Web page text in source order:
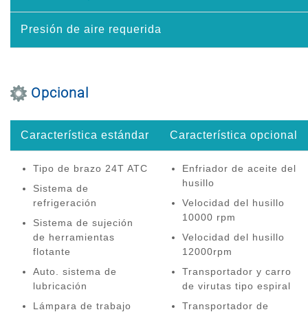
Presión de aire requerida
Opcional
Característica estándar Característica opcional
Tipo de brazo 24T ATC
Sistema de
refrigeración
Sistema de sujeción
de herramientas
flotante
Auto. sistema de
lubricación
Lámpara de trabajo
Enfriador de aceite del
husillo
Velocidad del husillo
10000 rpm
Velocidad del husillo
12000rpm
Transportador y carro
de virutas tipo espiral
Transportador de